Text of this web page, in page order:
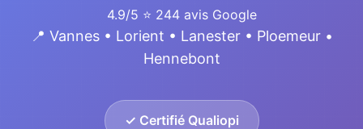
4.9/5 ⭐ 244 avis Google
📍 Vannes • Lorient • Lanester • Ploemeur •
Hennebont
✓ Certifié Qualiopi